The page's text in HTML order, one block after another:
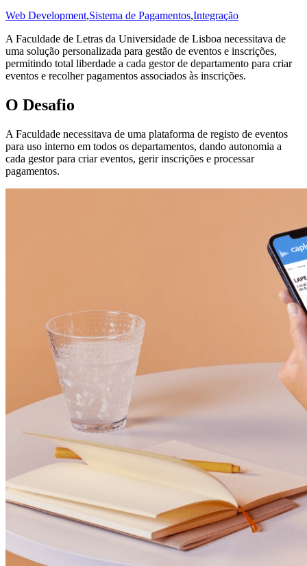
Web Development,Sistema de Pagamentos,Integração
A Faculdade de Letras da Universidade de Lisboa necessitava de
uma solução personalizada para gestão de eventos e inscrições,
permitindo total liberdade a cada gestor de departamento para criar
eventos e recolher pagamentos associados às inscrições.
O Desafio
A Faculdade necessitava de uma plataforma de registo de eventos
para uso interno em todos os departamentos, dando autonomia a
cada gestor para criar eventos, gerir inscrições e processar
pagamentos.